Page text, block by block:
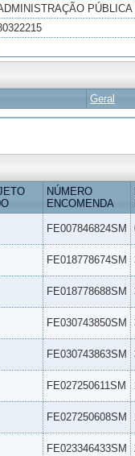
PÚBLICA
Geral
NÚMERO
ENCOMENDA
FE007846824SM
FE018778674SM
FE018778688SM
FE030743850SM
FE030743863SM
FE027250611SM
FE027250608SM
FE023346433SM